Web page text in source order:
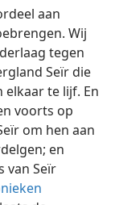
aan
Wij
tegen
Seïr die
elkaar te lijf. En
voorts op
om hen aan
en
van Seïr